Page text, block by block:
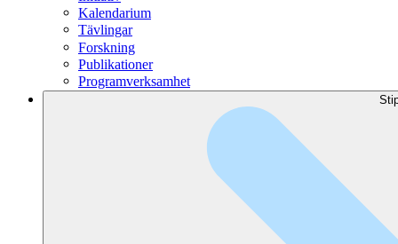
Kalendarium
Tävlingar
Forskning
Publikationer
Programverksamhet